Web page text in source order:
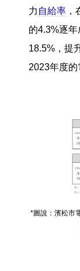
力 自給率，
的4.3%逐
18.5%，提
2023年度的
*圖說：濱松市